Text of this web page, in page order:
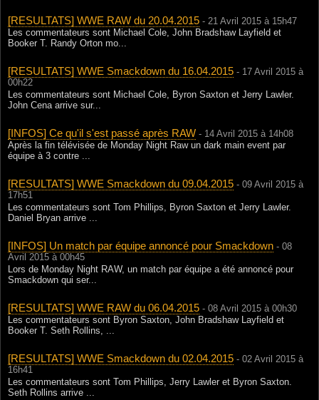
[RESULTATS] WWE RAW du 20.04.2015 - 21 Avril 2015 à 15h47
Les commentateurs sont Michael Cole, John Bradshaw Layfield et
Booker T. Randy Orton mo...
[RESULTATS] WWE Smackdown du 16.04.2015 - 17 Avril 2015 à
00h22
Les commentateurs sont Michael Cole, Byron Saxton et Jerry Lawler.
John Cena arrive sur...
[INFOS] Ce qu'il s'est passé après RAW - 14 Avril 2015 à 14h08
Après la fin télévisée de Monday Night Raw un dark main event par
équipe à 3 contre ...
[RESULTATS] WWE Smackdown du 09.04.2015 - 09 Avril 2015 à
17h51
Les commentateurs sont Tom Phillips, Byron Saxton et Jerry Lawler.
Daniel Bryan arrive ...
[INFOS] Un match par équipe annoncé pour Smackdown - 08
Avril 2015 à 00h45
Lors de Monday Night RAW, un match par équipe a été annoncé pour
Smackdown qui ser...
[RESULTATS] WWE RAW du 06.04.2015 - 08 Avril 2015 à 00h30
Les commentateurs sont Byron Saxton, John Bradshaw Layfield et
Booker T. Seth Rollins, ...
[RESULTATS] WWE Smackdown du 02.04.2015 - 02 Avril 2015 à
16h41
Les commentateurs sont Tom Phillips, Jerry Lawler et Byron Saxton.
Seth Rollins arrive ...